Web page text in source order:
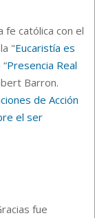
fe católica con el
"Eucaristía es
Presencia Real
Barron.
de Acción
el ser
fue